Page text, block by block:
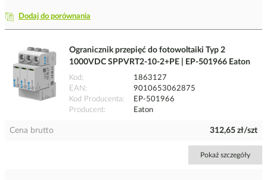
Dodaj do porównania
Ogranicznik przepięć do fotowoltaiki Typ 2
1000VDC SPPVRT2-10-2+PE | EP-501966 Eaton
Kod
1863127
EAN
9010653062875
Kod Producenta
EP-501966
Producent
Eaton
Cena brutto 312,65 zł/szt
Pokaż szczegóły